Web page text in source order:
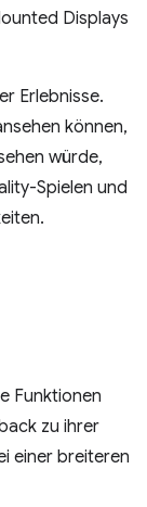
Displays
Erlebnisse.
können,
würde,
Spielen und
Funktionen
zu ihrer
einer breiteren